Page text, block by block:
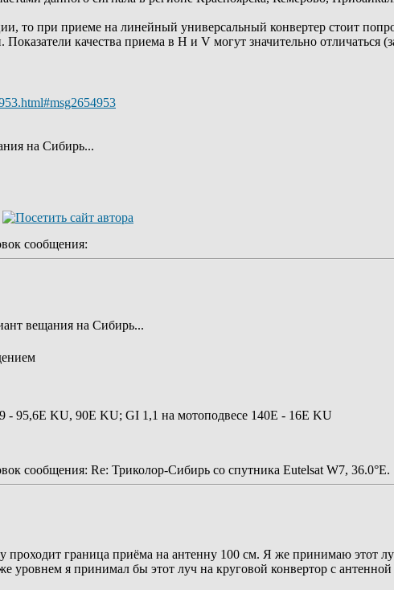
то при приеме на линейный универсальный конвертер стоит
качества приема в H и V могут значительно отличаться
на Сибирь...
сообщения:
вещания на Сибирь...
- 95,6Е KU, 90Е KU; GI 1,1 на мотоподвесе 140E - 16E KU
сообщения: Re: Триколор-Сибирь со спутника Eutelsat W7, 36.0°E.
граница приёма на антенну 100 см. Я же принимаю этот
уровнем я принимал бы этот луч на круговой конвертор с